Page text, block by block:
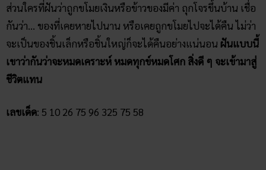
ส่วนใครที่ฝันว่าถูกขโมยเงินหรือข้าวของมีค่า ถุกโจรขึ้นบ้าน เชื่อ
กันว่า… ของที่เคยหายไปนาน หรือเคยถูกขโมยไปจะได้คืน ไม่ว่า
จะเป็นของชิ้นเล็กหรือชิ้นใหญ่ก็จะได้คืนอย่างแน่นอน ฝันแบบนี้
เขาว่ากันว่าจะหมดเคราะห์ หมดทุกข์หมดโศก สิ่งดี ๆ จะเข้ามาสู่
ชีวิตแทน
เลขเด็ด: 5 10 26 75 96 325 75 58